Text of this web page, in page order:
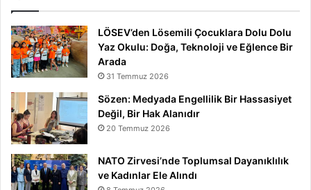
LÖSEV’den Lösemili Çocuklara Dolu Dolu
Yaz Okulu: Doğa, Teknoloji ve Eğlence Bir
Arada
31 Temmuz 2026
Sözen: Medyada Engellilik Bir Hassasiyet
Değil, Bir Hak Alanıdır
20 Temmuz 2026
NATO Zirvesi’nde Toplumsal Dayanıklılık
ve Kadınlar Ele Alındı